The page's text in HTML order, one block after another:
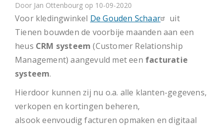
Door Jan Ottenbourg op 10-09-2020
Voor kledingwinkel De Gouden Schaar
uit
Tienen bouwden de voorbije maanden aan een
heus CRM systeem (Customer Relationship
Management) aangevuld met een facturatie
systeem.
Hierdoor kunnen zij nu o.a. alle klanten-gegevens,
verkopen en kortingen beheren,
alsook eenvoudig facturen opmaken en digitaal